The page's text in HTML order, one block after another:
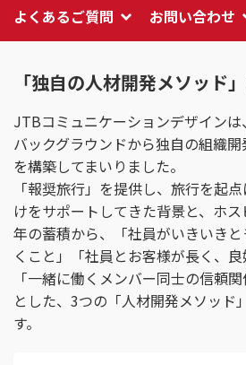
よくあるご質問
お問い合わせ
「独自の人材開発メソッド
JTBコミュニケーションデザイン
バックグラウンドから独自の組織
を構築してまいりました。
「報奨旅行」を提供し、旅行を起
けをサポートしてきた背景と、ホ
年の蓄積から、「社員がいきいき
くこと」「社員とお客様が長く、良
「一緒に働くメンバー同士の信頼
とした、3つの「人材開発メソッド
す。